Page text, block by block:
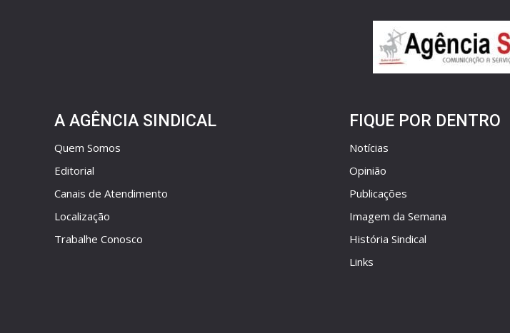
A AGÊNCIA SINDICAL
Quem Somos
Editorial
Canais de Atendimento
Localização
Trabalhe Conosco
FIQUE POR DENTRO
Notícias
Opinião
Publicações
Imagem da Semana
História Sindical
Links